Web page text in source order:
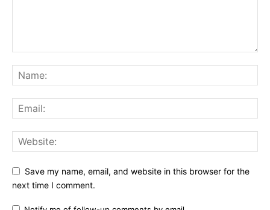
Save my name, email, and website in this browser for the
next time I comment.